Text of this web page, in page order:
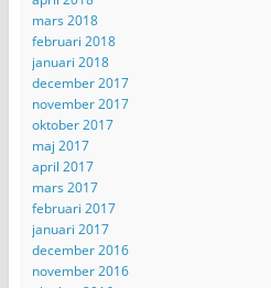
mars 2018
februari 2018
januari 2018
december 2017
november 2017
oktober 2017
maj 2017
april 2017
mars 2017
februari 2017
januari 2017
december 2016
november 2016